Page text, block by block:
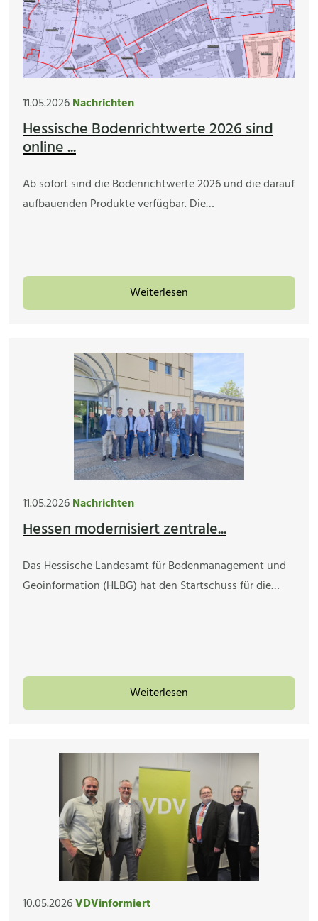
11.05.2026Nachrichten
Hessische Bodenrichtwerte 2026 sind
online ...
Ab sofort sind die Bodenrichtwerte 2026 und die darauf
aufbauenden Produkte verfügbar. Die…
Weiterlesen
11.05.2026Nachrichten
Hessen modernisiert zentrale...
Das Hessische Landesamt für Bodenmanagement und
Geoinformation (HLBG) hat den Startschuss für die…
Weiterlesen
10.05.2026VDVinformiert